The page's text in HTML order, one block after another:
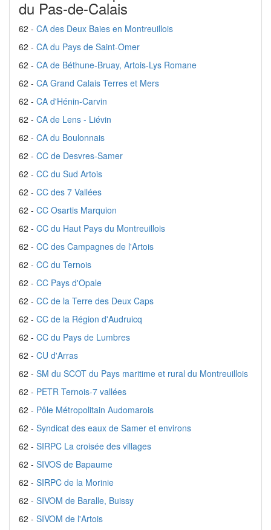
du Pas-de-Calais
62 - CA des Deux Baies en Montreuillois
62 - CA du Pays de Saint-Omer
62 - CA de Béthune-Bruay, Artois-Lys Romane
62 - CA Grand Calais Terres et Mers
62 - CA d'Hénin-Carvin
62 - CA de Lens - Liévin
62 - CA du Boulonnais
62 - CC de Desvres-Samer
62 - CC du Sud Artois
62 - CC des 7 Vallées
62 - CC Osartis Marquion
62 - CC du Haut Pays du Montreuillois
62 - CC des Campagnes de l'Artois
62 - CC du Ternois
62 - CC Pays d'Opale
62 - CC de la Terre des Deux Caps
62 - CC de la Région d'Audruicq
62 - CC du Pays de Lumbres
62 - CU d'Arras
62 - SM du SCOT du Pays maritime et rural du Montreuillois
62 - PETR Ternois-7 vallées
62 - Pôle Métropolitain Audomarois
62 - Syndicat des eaux de Samer et environs
62 - SIRPC La croisée des villages
62 - SIVOS de Bapaume
62 - SIRPC de la Morinie
62 - SIVOM de Baralle, Buissy
62 - SIVOM de l'Artois